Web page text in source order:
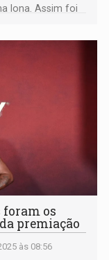
lona. Assim foi
foram os
premiação
às 08:56